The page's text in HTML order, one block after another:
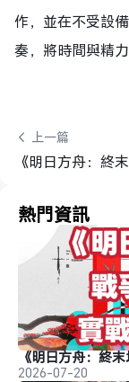
作，並在不受設
奏，將時間與精
上一篇
熱門資訊
2026-07-20